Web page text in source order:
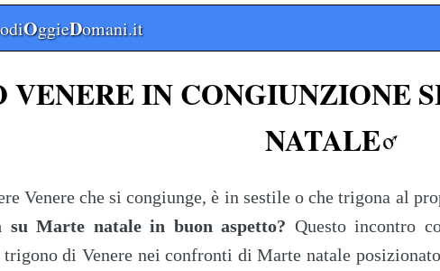
OggieDomani.it
VENERE IN CONGIUNZIONE
NATALE
Venere che si congiunge, è in sestile o che trigona al
su Marte natale in buon aspetto? Questo incontro
di Venere nei confronti di Marte natale